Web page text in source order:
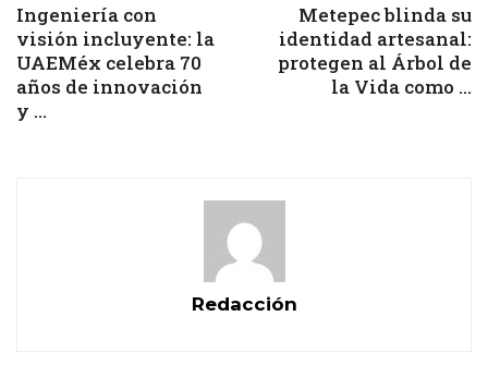
Ingeniería con
visión incluyente: la
UAEMéx celebra 70
años de innovación
y ...
Metepec blinda su
identidad artesanal:
protegen al Árbol de
la Vida como ...
Redacción